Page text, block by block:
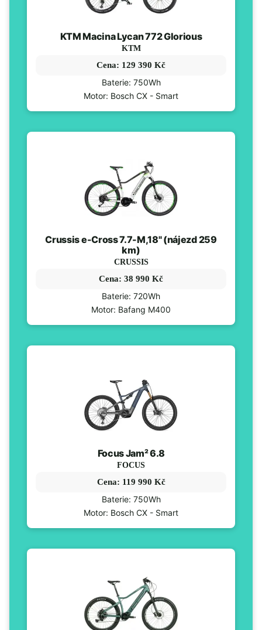
KTM Macina Lycan 772 Glorious
KTM
Cena: 129 390 Kč
Baterie: 750Wh
Motor: Bosch CX - Smart
Crussis e-Cross 7.7-M,18" (nájezd 259
km)
CRUSSIS
Cena: 38 990 Kč
Baterie: 720Wh
Motor: Bafang M400
Focus Jam² 6.8
FOCUS
Cena: 119 990 Kč
Baterie: 750Wh
Motor: Bosch CX - Smart